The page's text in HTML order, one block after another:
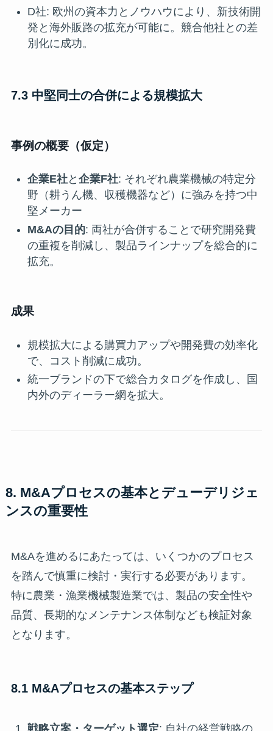
D社: 欧州の資本力とノウハウにより、新技術開
発と海外販路の拡充が可能に。競合他社との差
別化に成功。
7.3 中堅同士の合併による規模拡大
事例の概要（仮定）
企業E社と 企業F社: それぞれ農業機械の特定分
野（耕うん機、収穫機器など）に強みを持つ中
堅メーカー
M&Aの目的: 両社が合併することで研究開発費
の重複を削減し、製品ラインナップを総合的に
拡充。
成果
規模拡大による購買力アップや開発費の効率化
で、コスト削減に成功。
統一ブランドの下で総合カタログを作成し、国
内外のディーラー網を拡大。
8. M&Aプロセスの基本とデューデリジェ
ンスの重要性
M&Aを進めるにあたっては、いくつかのプロセス
を踏んで慎重に検討・実行する必要があります。
特に農業・漁業機械製造業では、製品の安全性や
品質、長期的なメンテナンス体制なども検証対象
となります。
8.1 M&Aプロセスの基本ステップ